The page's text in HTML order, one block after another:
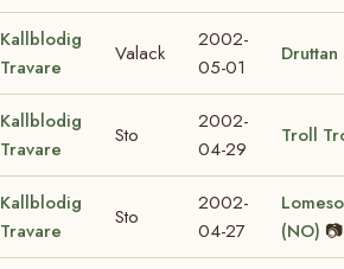
Kallblodig
Travare
Valack
2002-
05-01
Kallblodig
Travare
Sto
2002-
04-29
Troll
Kallblodig
Travare
Sto
2002-
04-27
(NO) 📷